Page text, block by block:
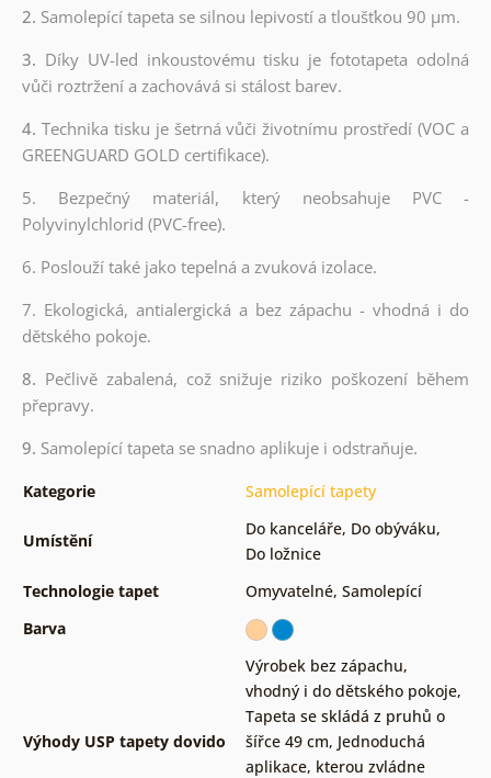
2. Samolepící tapeta se silnou lepivostí a tloušťkou 90 µm.
3. Díky UV-led inkoustovému tisku je fototapeta odolná
vůči roztržení a zachovává si stálost barev.
4. Technika tisku je šetrná vůči životnímu prostředí (VOC a
GREENGUARD GOLD certifikace).
5. Bezpečný materiál, který neobsahuje PVC -
Polyvinylchlorid (PVC-free).
6. Poslouží také jako tepelná a zvuková izolace.
7. Ekologická, antialergická a bez zápachu - vhodná i do
dětského pokoje.
8. Pečlivě zabalená, což snižuje riziko poškození během
přepravy.
9. Samolepící tapeta se snadno aplikuje i odstraňuje.
Kategorie Samolepící tapety
Umístění
Do kanceláře, Do obýváku,
Do ložnice
Technologie tapet
Omyvatelné, Samolepící
Barva
Výhody USP tapety dovido
Výrobek bez zápachu,
vhodný i do dětského pokoje,
Tapeta se skládá z pruhů o
šířce 49 cm, Jednoduchá
aplikace, kterou zvládne